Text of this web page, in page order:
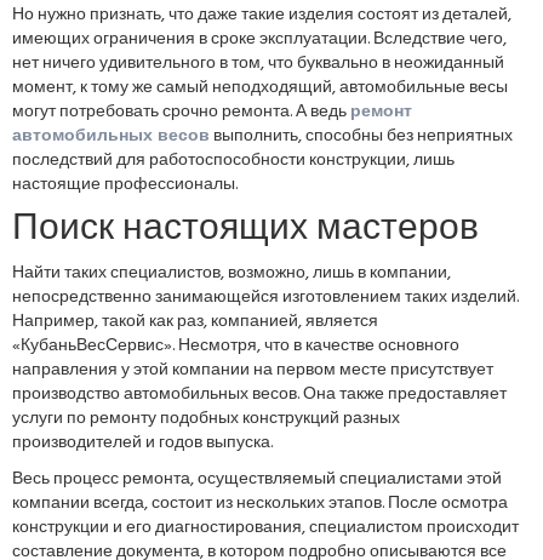
Но нужно признать, что даже такие изделия состоят из деталей,
имеющих ограничения в сроке эксплуатации. Вследствие чего,
нет ничего удивительного в том, что буквально в неожиданный
момент, к тому же самый неподходящий, автомобильные весы
могут потребовать срочно ремонта. А ведьремонт
автомобильных весов выполнить, способны без неприятных
последствий для работоспособности конструкции, лишь
настоящие профессионалы.
Поиск настоящих мастеров
Найти таких специалистов, возможно, лишь в компании,
непосредственно занимающейся изготовлением таких изделий.
Например, такой как раз, компанией, является
«КубаньВесСервис». Несмотря, что в качестве основного
направления у этой компании на первом месте присутствует
производство автомобильных весов. Она также предоставляет
услуги по ремонту подобных конструкций разных
производителей и годов выпуска.
Весь процесс ремонта, осуществляемый специалистами этой
компании всегда, состоит из нескольких этапов. После осмотра
конструкции и его диагностирования, специалистом происходит
составление документа, в котором подробно описываются все